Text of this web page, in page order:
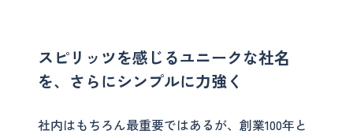
スピリッツを感じるユニークな社名
を、さらにシンプルに力強く
社内はもちろん最重要ではあるが、創業100年と